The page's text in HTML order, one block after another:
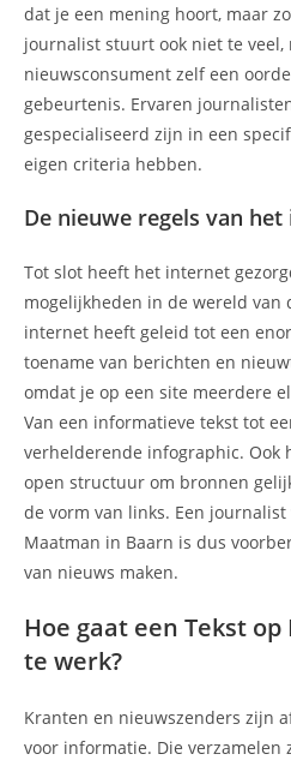
dat je een mening hoort, maar
journalist stuurt ook niet te
nieuwsconsument zelf een
gebeurtenis. Ervaren
gespecialiseerd zijn in een
eigen criteria hebben.
De nieuwe regels van
Tot slot heeft het internet
mogelijkheden in de wereld van
internet heeft geleid tot een
toename van berichten en
omdat je op een site meerdere
Van een informatieve tekst tot
verhelderende infographic.
open structuur om bronnen
de vorm van links. Een journalist
Maatman in Baarn is dus
van nieuws maken.
Hoe gaat een Tekst
te werk?
Kranten en nieuwszenders zijn
voor informatie. Die verzamelen